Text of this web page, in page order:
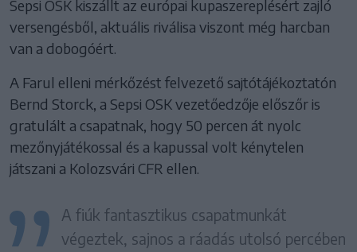
Sepsi OSK kiszállt az európai kupaszereplésért zajló
versengésből, aktuális riválisa viszont még harcban
van a dobogóért.
A Farul elleni mérkőzést felvezető sajtótájékoztatón
Bernd Storck, a Sepsi OSK vezetőedzője előszőr is
gratulált a csapatnak, hogy 50 percen át nyolc
mezőnyjátékossal és a kapussal volt kénytelen
játszani a Kolozsvári CFR ellen.
A fiúk fantasztikus csapatmunkát
végeztek, sajnos a ráadás utolsó percében